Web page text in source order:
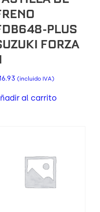
PLUS
FORZA
(incluido IVA)
al carrito